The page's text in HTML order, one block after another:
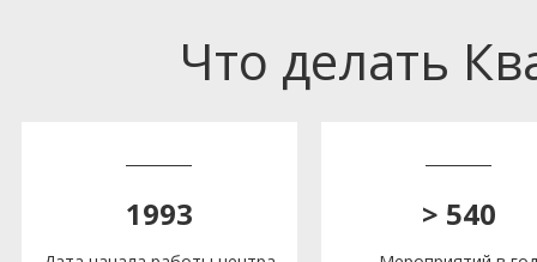
Что делать
1993 > 540